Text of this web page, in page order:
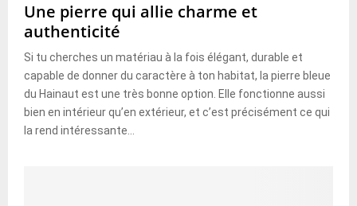
Une pierre qui allie charme et
authenticité
Si tu cherches un matériau à la fois élégant, durable et
capable de donner du caractère à ton habitat, la pierre bleue
du Hainaut est une très bonne option. Elle fonctionne aussi
bien en intérieur qu’en extérieur, et c’est précisément ce qui
la rend intéressante...